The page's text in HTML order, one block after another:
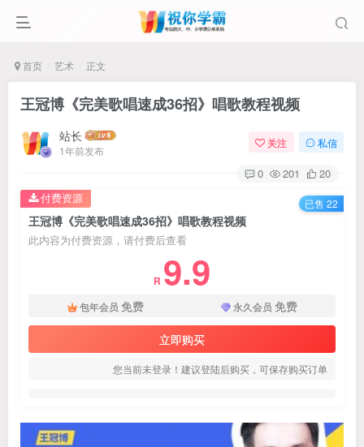
首页 艺术 正文
王冠博《完美歌唱速成36招》唱歌教程视频
站长
1年前发布
关注 私信
0 201 20
王冠博《完美歌唱速成36招》唱歌教程视频
此内容为付费资源，请付费后查看
R 9.9
包年会员 免费 永久会员 免费
立即购买
您当前未登录！建议登陆后购买，可保存购买订单
付费资源 已售 22